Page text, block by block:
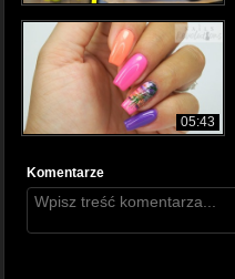
05:43
Komentarze